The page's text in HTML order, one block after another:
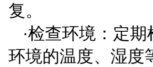
复。
·检查环境：定
环境的温度、湿度